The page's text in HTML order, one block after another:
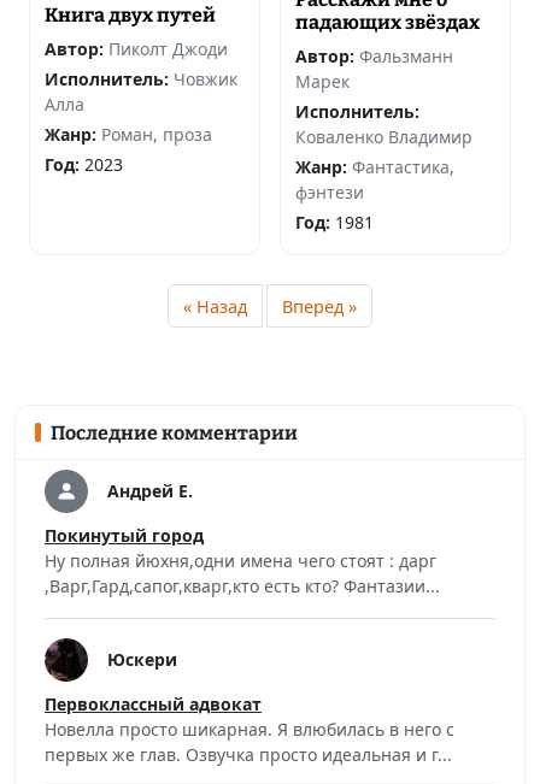
Книга двух путей
Автор: Пиколт Джоди
Исполнитель: Човжик
Алла
Жанр: Роман, проза
Год: 2023
падающих звёздах
Автор: Фальзманн
Марек
Исполнитель:
Коваленко Владимир
Жанр: Фантастика,
фэнтези
Год: 1981
« Назад Вперед »
Последние комментарии
Андрей Е.
Покинутый город
Ну полная йюхня,одни имена чего стоят : дарг
,Варг,Гард,сапог,кварг,кто есть кто? Фантазии...
Юскери
Первоклассный адвокат
Новелла просто шикарная. Я влюбилась в него с
первых же глав. Озвучка просто идеальная и г...